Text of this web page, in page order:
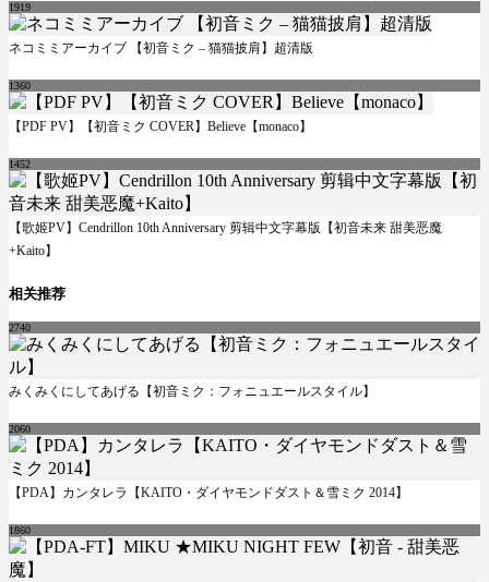
1919
ネコミミアーカイブ 【初音ミク – 猫猫披肩】超清版
1360
【PDF PV】【初音ミク COVER】Believe【monaco】
1452
【歌姬PV】Cendrillon 10th Anniversary 剪辑中文字幕版【初音未来 甜美恶魔
+Kaito】
相关推荐
2740
みくみくにしてあげる【初音ミク：フォニュエールスタイル】
2060
【PDA】カンタレラ【KAITO・ダイヤモンドダスト＆雪ミク 2014】
1860